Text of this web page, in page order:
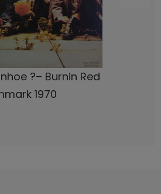
?– Burnin Red
1970
O DOSTĘPNOŚCI